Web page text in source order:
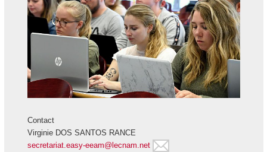
Contact
Virginie DOS SANTOS RANCE
secretariat.easy-eeam@lecnam.net